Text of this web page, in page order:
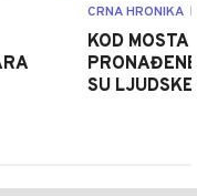
CRNA HRONIKA
KOD MOSTA
SU